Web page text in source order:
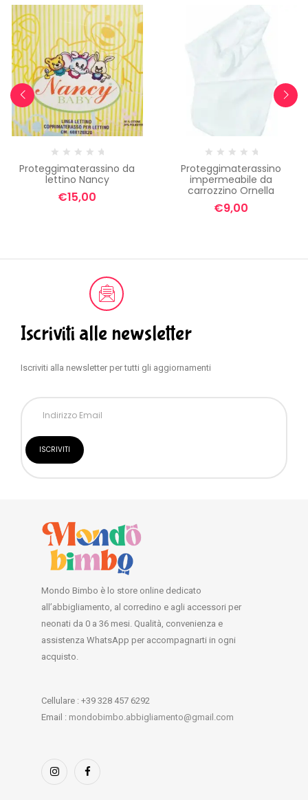
Proteggimaterassino da
lettino Nancy
€15,00
Proteggimaterassino
impermeabile da
carrozzino Ornella
€9,00
Iscriviti alle newsletter
Iscriviti alla newsletter per tutti gli aggiornamenti
Mondo Bimbo è lo store online dedicato
all’abbigliamento, al corredino e agli accessori per
neonati da 0 a 36 mesi. Qualità, convenienza e
assistenza WhatsApp per accompagnarti in ogni
acquisto.
Cellulare : +39 328 457 6292
Email : mondobimbo.abbigliamento@gmail.com